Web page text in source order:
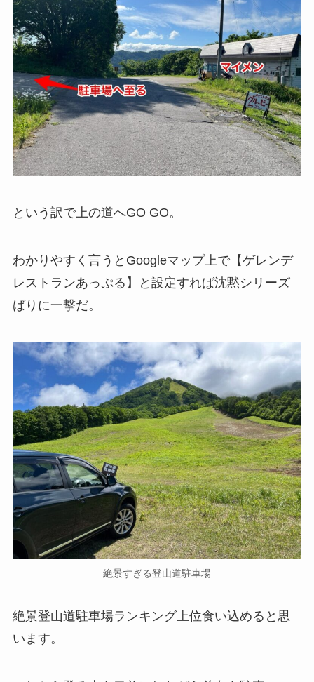
という訳で上の道へGO GO。
わかりやすく言うとGoogleマップ上で【ゲレンデ
レストランあっぷる】と設定すれば沈黙シリーズ
ばりに一撃だ。
絶景すぎる登山道駐車場
絶景登山道駐車場ランキング上位食い込めると思
います。